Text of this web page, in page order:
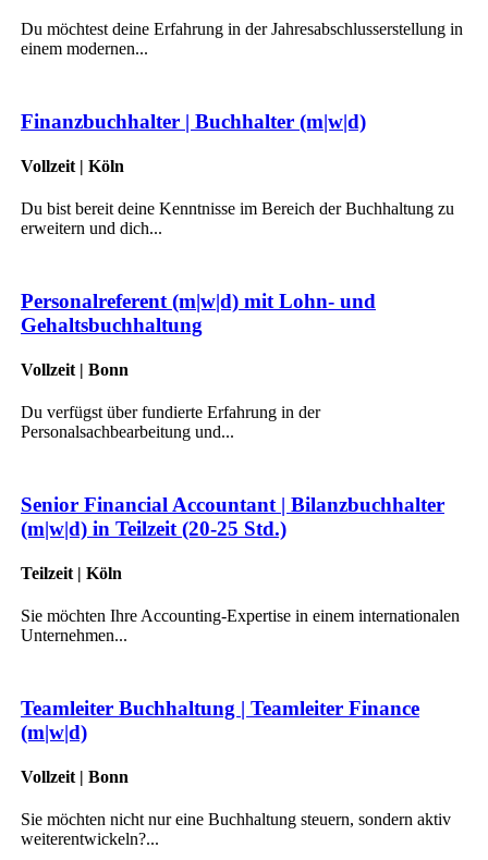
Du möchtest deine Erfahrung in der Jahresabschlusserstellung in
einem modernen...
Finanzbuchhalter | Buchhalter (m|w|d)
Vollzeit | Köln
Du bist bereit deine Kenntnisse im Bereich der Buchhaltung zu
erweitern und dich...
Personalreferent (m|w|d) mit Lohn- und
Gehaltsbuchhaltung
Vollzeit | Bonn
Du verfügst über fundierte Erfahrung in der
Personalsachbearbeitung und...
Senior Financial Accountant | Bilanzbuchhalter
(m|w|d) in Teilzeit (20-25 Std.)
Teilzeit | Köln
Sie möchten Ihre Accounting-Expertise in einem internationalen
Unternehmen...
Teamleiter Buchhaltung | Teamleiter Finance
(m|w|d)
Vollzeit | Bonn
Sie möchten nicht nur eine Buchhaltung steuern, sondern aktiv
weiterentwickeln?...